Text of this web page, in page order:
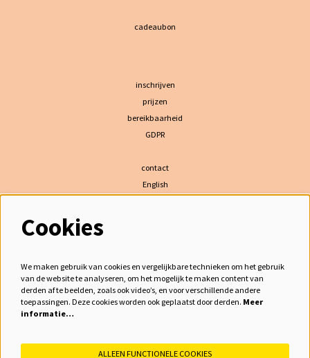
cadeaubon
inschrijven
prijzen
bereikbaarheid
GDPR
contact
English
meld je aan voor de nieuwsbrief
Cookies
We maken gebruik van cookies en vergelijkbare technieken om het gebruik
van de website te analyseren, om het mogelijk te maken content van
derden af te beelden, zoals ook video’s, en voor verschillende andere
toepassingen. Deze cookies worden ook geplaatst door derden. Meer
informatie…
ALLEEN FUNCTIONELE COOKIES